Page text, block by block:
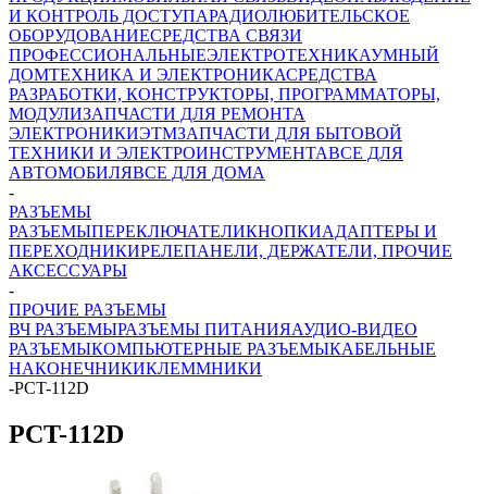
И КОНТРОЛЬ ДОСТУПАРАДИОЛЮБИТЕЛЬСКОЕ
ОБОРУДОВАНИЕСРЕДСТВА СВЯЗИ
ПРОФЕССИОНАЛЬНЫЕЭЛЕКТРОТЕХНИКАУМНЫЙ
ДОМТЕХНИКА И ЭЛЕКТРОНИКАСРЕДСТВА
РАЗРАБОТКИ, КОНСТРУКТОРЫ, ПРОГРАММАТОРЫ,
МОДУЛИЗАПЧАСТИ ДЛЯ РЕМОНТА
ЭЛЕКТРОНИКИЭТМЗАПЧАСТИ ДЛЯ БЫТОВОЙ
ТЕХНИКИ И ЭЛЕКТРОИНСТРУМЕНТАВСЕ ДЛЯ
АВТОМОБИЛЯВСЕ ДЛЯ ДОМА
-
РАЗЪЕМЫ
РАЗЪЕМЫПЕРЕКЛЮЧАТЕЛИКНОПКИАДАПТЕРЫ И
ПЕРЕХОДНИКИРЕЛЕПАНЕЛИ, ДЕРЖАТЕЛИ, ПРОЧИЕ
АКСЕССУАРЫ
-
ПРОЧИЕ РАЗЪЕМЫ
ВЧ РАЗЪЕМЫРАЗЪЕМЫ ПИТАНИЯАУДИО-ВИДЕО
РАЗЪЕМЫКОМПЬЮТЕРНЫЕ РАЗЪЕМЫКАБЕЛЬНЫЕ
НАКОНЕЧНИКИКЛЕММНИКИ
-PCT-112D
PCT-112D